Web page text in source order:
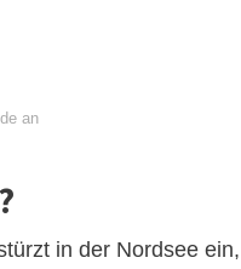
an
in der Nordsee ein,